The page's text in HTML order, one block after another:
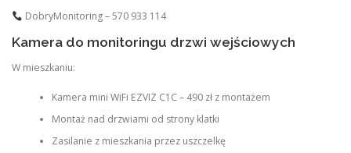
DobryMonitoring – 570 933 114
Kamera do monitoringu drzwi wejściowych
W mieszkaniu:
Kamera mini WiFi EZVIZ C1C – 490 zł z montażem
Montaż nad drzwiami od strony klatki
Zasilanie z mieszkania przez uszczelkę